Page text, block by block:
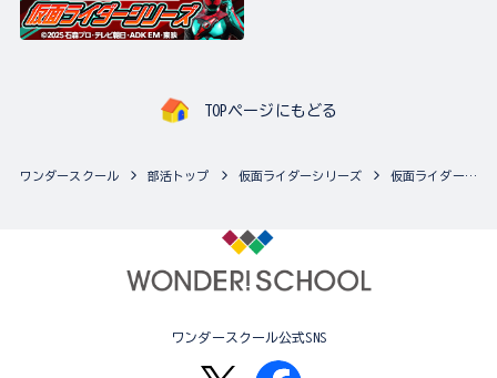
TOPページにもどる
ワンダースクール 部活トップ 仮面ライダーシリーズ 仮面ライダーシリーズの最新商品一覧
ワンダースクール公式SNS